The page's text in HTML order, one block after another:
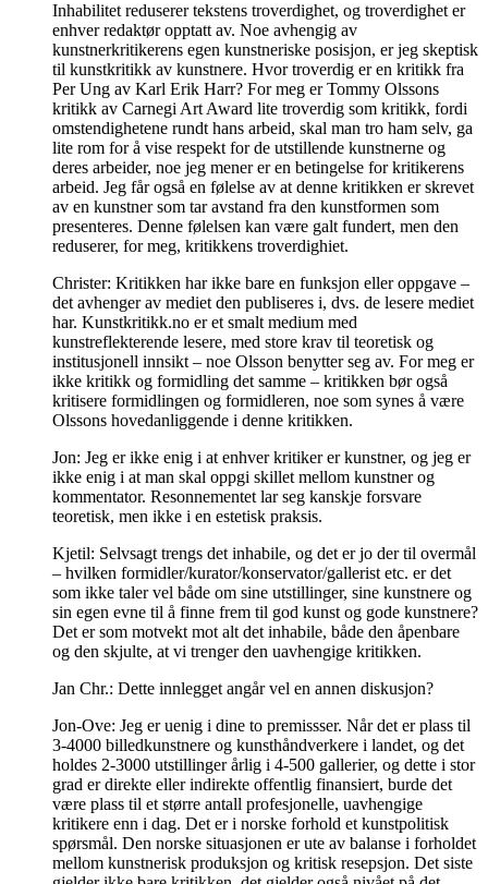
Inhabilitet reduserer tekstens troverdighet, og troverdighet er
enhver redaktør opptatt av. Noe avhengig av
kunstnerkritikerens egen kunstneriske posisjon, er jeg skeptisk
til kunstkritikk av kunstnere. Hvor troverdig er en kritikk fra
Per Ung av Karl Erik Harr? For meg er Tommy Olssons
kritikk av Carnegi Art Award lite troverdig som kritikk, fordi
omstendighetene rundt hans arbeid, skal man tro ham selv, ga
lite rom for å vise respekt for de utstillende kunstnerne og
deres arbeider, noe jeg mener er en betingelse for kritikerens
arbeid. Jeg får også en følelse av at denne kritikken er skrevet
av en kunstner som tar avstand fra den kunstformen som
presenteres. Denne følelsen kan være galt fundert, men den
reduserer, for meg, kritikkens troverdighiet.
Christer: Kritikken har ikke bare en funksjon eller oppgave –
det avhenger av mediet den publiseres i, dvs. de lesere mediet
har. Kunstkritikk.no er et smalt medium med
kunstreflekterende lesere, med store krav til teoretisk og
institusjonell innsikt – noe Olsson benytter seg av. For meg er
ikke kritikk og formidling det samme – kritikken bør også
kritisere formidlingen og formidleren, noe som synes å være
Olssons hovedanliggende i denne kritikken.
Jon: Jeg er ikke enig i at enhver kritiker er kunstner, og jeg er
ikke enig i at man skal oppgi skillet mellom kunstner og
kommentator. Resonnementet lar seg kanskje forsvare
teoretisk, men ikke i en estetisk praksis.
Kjetil: Selvsagt trengs det inhabile, og det er jo der til overmål
– hvilken formidler/kurator/konservator/gallerist etc. er det
som ikke taler vel både om sine utstillinger, sine kunstnere og
sin egen evne til å finne frem til god kunst og gode kunstnere?
Det er som motvekt mot alt det inhabile, både den åpenbare
og den skjulte, at vi trenger den uavhengige kritikken.
Jan Chr.: Dette innlegget angår vel en annen diskusjon?
Jon-Ove: Jeg er uenig i dine to premissser. Når det er plass til
3-4000 billedkunstnere og kunsthåndverkere i landet, og det
holdes 2-3000 utstillinger årlig i 4-500 gallerier, og dette i stor
grad er direkte eller indirekte offentlig finansiert, burde det
være plass til et større antall profesjonelle, uavhengige
kritikere enn i dag. Det er i norske forhold et kunstpolitisk
spørsmål. Den norske situasjonen er ute av balanse i forholdet
mellom kunstnerisk produksjon og kritisk resepsjon. Det siste